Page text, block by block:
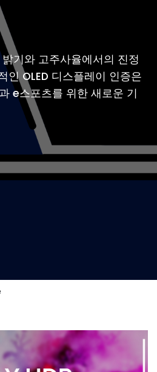
기와 고주사율에서의 진정
인 OLED 디스플레이 인증은
e스포츠를 위한 새로운 기